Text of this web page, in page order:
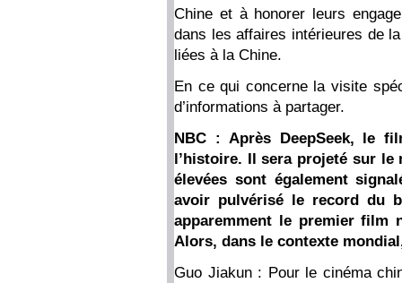
Chine et à honorer leurs
dans les affaires intérieures de
liées à la Chine.
En ce qui concerne la visite
d’informations à partager.
NBC : Après DeepSeek, le
l’histoire. Il sera projeté sur le
élevées sont également
avoir pulvérisé le record du
apparemment le premier film
Alors, dans le contexte
Guo Jiakun : Pour le cinéma